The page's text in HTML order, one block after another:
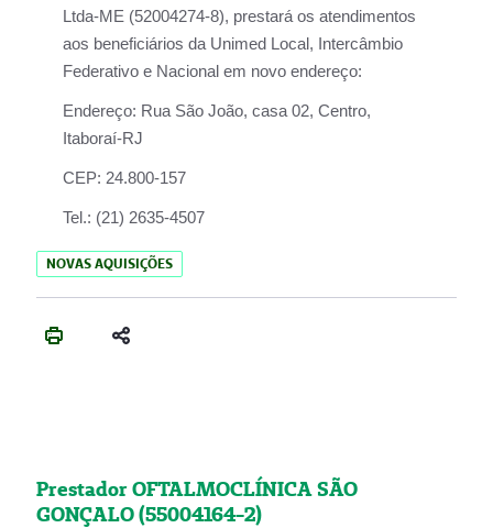
Ltda-ME (52004274-8), prestará os atendimentos
aos beneficiários da Unimed Local, Intercâmbio
Federativo e Nacional em novo endereço:
Endereço: Rua São João, casa 02, Centro,
Itaboraí-RJ
CEP: 24.800-157
Tel.: (21) 2635-4507
NOVAS AQUISIÇÕES
Prestador OFTALMOCLÍNICA SÃO
GONÇALO (55004164-2)